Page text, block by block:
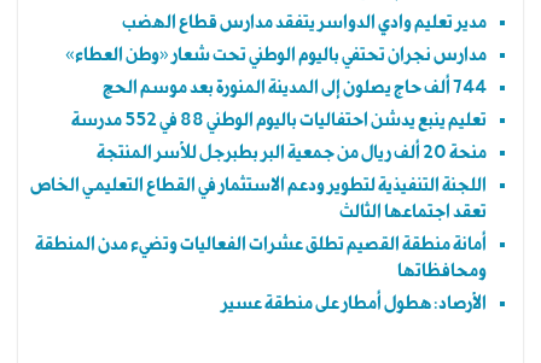
مدير تعليم وادي الدواسر يتفقد مدارس قطاع الهضب
مدارس نجران تحتفي باليوم الوطني تحت شعار «وطن العطاء»
744 ألف حاج يصلون إلى المدينة المنورة بعد موسم الحج
تعليم ينبع يدشن احتفاليات باليوم الوطني 88 في 552 مدرسة
منحة 20 ألف ريال من جمعية البر بطبرجل للأسر المنتجة
اللجنة التنفيذية لتطوير ودعم الاستثمار في القطاع التعليمي الخاص
تعقد اجتماعها الثالث
أمانة منطقة القصيم تطلق عشرات الفعاليات وتضيء مدن المنطقة
ومحافظاتها
الأرصاد: هطول أمطار على منطقة عسير